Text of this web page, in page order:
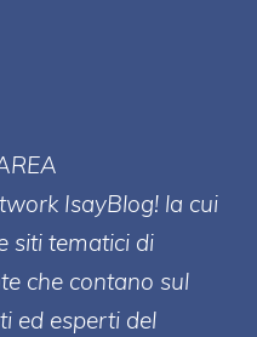
IsayBlog! la cui
siti tematici di
che contano sul
ed esperti del